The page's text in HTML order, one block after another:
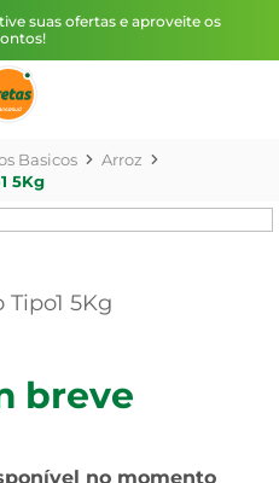
suas ofertas e aproveite os
Basicos
Arroz
5Kg
5Kg
breve
no momento